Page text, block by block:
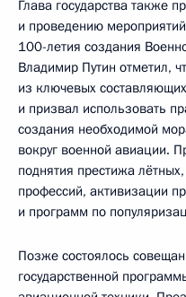
Глава государства также
и проведению
100-летия создания
Владимир Путин отметил,
из ключевых
и призвал использовать
создания необходимой
вокруг военной авиации.
поднятия престижа
профессий, активизации
и программ по
Позже состоялось
государственной